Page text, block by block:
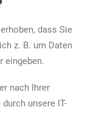
dass Sie
z. B. um Daten
eingeben.
nach Ihrer
unsere IT-